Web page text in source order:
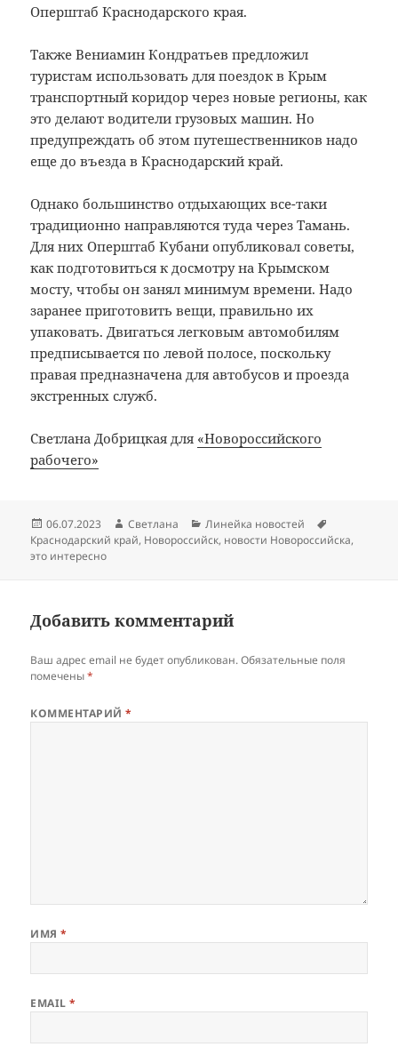
Оперштаб Краснодарского края.
Также Вениамин Кондратьев предложил
туристам использовать для поездок в Крым
транспортный коридор через новые регионы, как
это делают водители грузовых машин. Но
предупреждать об этом путешественников надо
еще до въезда в Краснодарский край.
Однако большинство отдыхающих все-таки
традиционно направляются туда через Тамань.
Для них Оперштаб Кубани опубликовал советы,
как подготовиться к досмотру на Крымском
мосту, чтобы он занял минимум времени. Надо
заранее приготовить вещи, правильно их
упаковать. Двигаться легковым автомобилям
предписывается по левой полосе, поскольку
правая предназначена для автобусов и проезда
экстренных служб.
Светлана Добрицкая для «Новороссийского
рабочего»
Опубликовано
06.07.2023 Автор
Светлана Рубрики
Линейка новостей
Краснодарский край, Новороссийск, новости Новороссийска,
это интересно
Добавить комментарий
Ваш адрес email не будет опубликован. Обязательные поля
помечены*
КОММЕНТАРИЙ*
ИМЯ*
EMAIL*